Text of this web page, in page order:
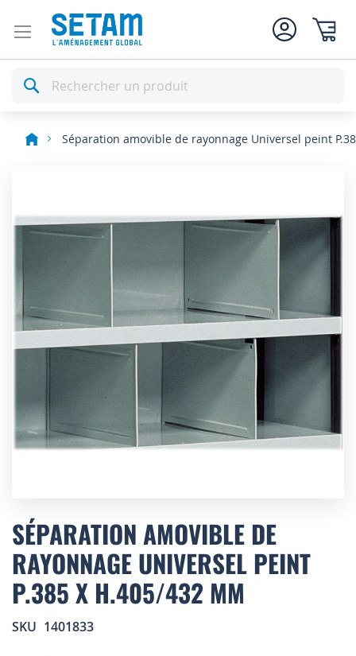
Rechercher
Séparation amovible de rayonnage Universel peint
end
images
to
the
beginning
of
the
images
SÉPARATION AMOVIBLE DE
RAYONNAGE UNIVERSEL PEINT
P.385 X H.405/432 MM
SKU 1401833